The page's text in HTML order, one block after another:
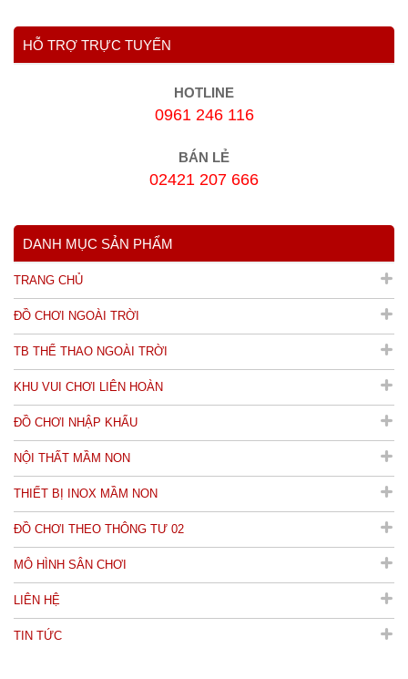
HỖ TRỢ TRỰC TUYẾN
HOTLINE
0961 246 116
BÁN LẺ
02421 207 666
DANH MỤC SẢN PHẨM
TRANG CHỦ
ĐỒ CHƠI NGOÀI TRỜI
TB THỂ THAO NGOÀI TRỜI
KHU VUI CHƠI LIÊN HOÀN
ĐỒ CHƠI NHẬP KHẨU
NỘI THẤT MẦM NON
THIẾT BỊ INOX MẦM NON
ĐỒ CHƠI THEO THÔNG TƯ 02
MÔ HÌNH SÂN CHƠI
LIÊN HỆ
TIN TỨC